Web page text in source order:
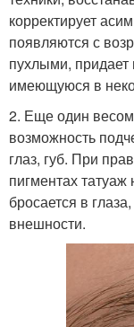
корректирует
появляются с
пухлыми,
имеющуюся в
2. Еще один
возможность
глаз, губ. При
пигментах
бросается в
внешности.